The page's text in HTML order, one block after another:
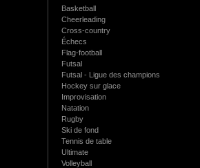
Basketball
Cheerleading
Cross-country
Échecs
Flag-football
Futsal
Futsal - Ligue des champions
Hockey sur glace
Improvisation
Natation
Rugby
Ski de fond
Tennis de table
Ultimate
Volleyball